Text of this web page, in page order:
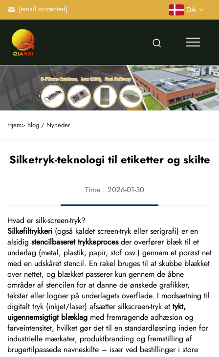
[email protected] DA
Hjem> Blog / Nyheder
Silketryk-teknologi til etiketter og skilte
Time : 2026-01-30
Hvad er silk-screen-tryk?
Silkefiltrykkeri (også kaldet screen-tryk eller serigrafi) er en
alsidig stencilbaseret trykkeprocesder overfører blæk til et
underlag (metal, plastik, papir, stof osv.) gennem et porøst net
med en udskåret stencil. En rakel bruges til at skubbe blækket
over nettet, og blækket passerer kun gennem de åbne
områder af stencilen for at danne de ønskede grafikker,
tekster eller logoer på underlagets overflade. I modsætning til
digitalt tryk (inkjet/laser) afsætter silkscreen-tryk et tykt,
uigennemsigtigt blæklag med fremragende adhæsion og
farveintensitet, hvilket gør det til en standardløsning inden for
industrielle mærkater, produktbranding og fremstilling af
brugertilpassede navneskilte – især ved bestillinger i store